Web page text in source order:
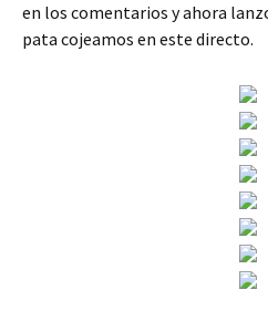
en los comentarios y ahora
pata cojeamos en este directo.